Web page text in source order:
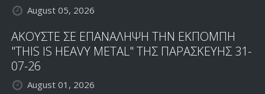
August 05, 2026
ΑΚΟΥΣΤΕ ΣΕ ΕΠΑΝΑΛΗΨΗ ΤΗΝ ΕΚΠΟΜΠΗ
"THIS IS HEAVY METAL" ΤΗΣ ΠΑΡΑΣΚΕΥΗΣ 31-
07-26
August 01, 2026